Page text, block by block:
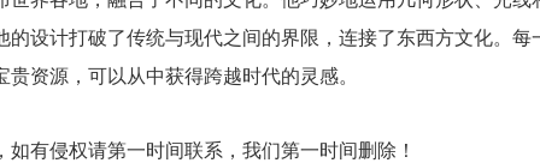
的设计打破了传统与现代之间的界限，连接了东西方文化。每
资源，可以从中获得跨越时代的灵感。
有侵权请第一时间联系，我们第一时间删除！